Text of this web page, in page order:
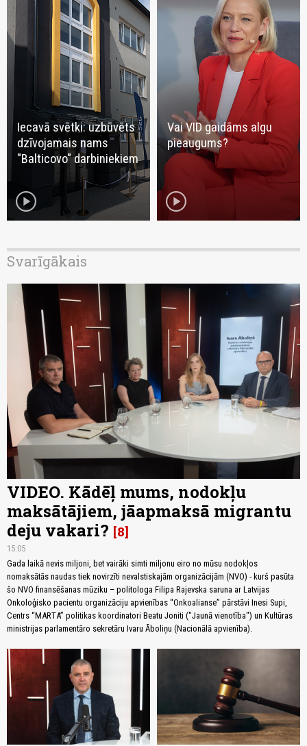
Iecavā svētki: uzbūvēts
dzīvojamais nams
"Balticovo" darbiniekiem
play_circle
Vai VID gaidāms algu
pieaugums?
play_circle
Svarīgākais
VIDEO. Kādēļ mums, nodokļu
maksātājiem, jāapmaksā migrantu
deju vakari? 8
15:05
Gada laikā nevis miljoni, bet vairāki simti miljonu eiro no mūsu nodokļos
nomaksātās naudas tiek novirzīti nevalstiskajām organizācijām (NVO) - kurš pasūta
šo NVO finansēšanas mūziku – politologa Filipa Rajevska saruna ar Latvijas
Onkoloģisko pacientu organizāciju apvienības “Onkoalianse” pārstāvi Inesi Supi,
Centrs “MARTA” politikas koordinatori Beatu Joniti ("Jaunā vienotība") un Kultūras
ministrijas parlamentāro sekretāru Ivaru Āboliņu (Nacionālā apvienība).